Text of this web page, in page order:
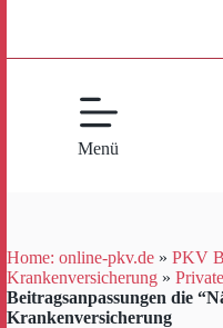
Menü
Home: online-pkv.de » PKV
Krankenversicherung »
Beitragsanpassungen die
Krankenversicherung